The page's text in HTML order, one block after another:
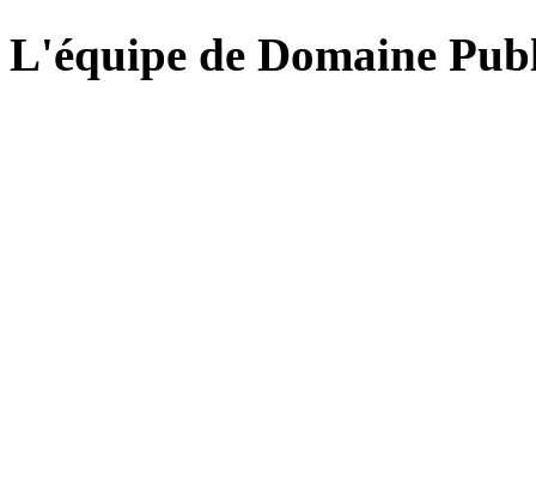
L'équipe de Domaine